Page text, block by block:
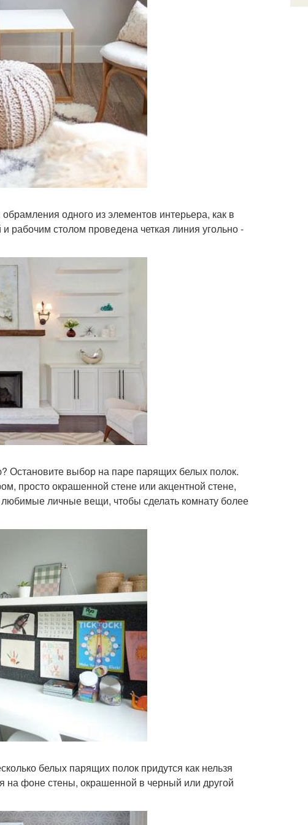
одного из элементов интерьера, как в
столом проведена четкая линия угольно -
Остановите выбор на паре парящих белых полок.
просто окрашенной стене или акцентной стене,
личные вещи, чтобы сделать комнату более
белых парящих полок придутся как нельзя
на фоне стены, окрашенной в черный или другой